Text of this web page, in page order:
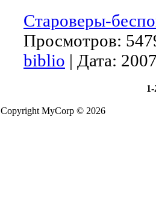
Староверы-
Просмотров:
biblio | Дата:
Copyright MyCorp © 2026